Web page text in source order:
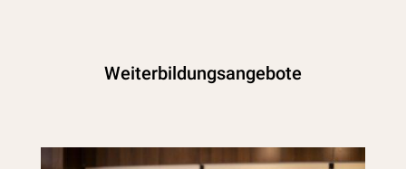
Weiterbildungsangebote